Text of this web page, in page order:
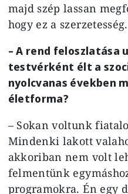
majd szép lassan
hogy ez a szerzetesség.
– A rend feloszlatása
testvérként élt a
nyolcvanas években
életforma?
– Sokan voltunk
Mindenki lakott
akkoriban nem volt
felmentünk
programokra. Én egy